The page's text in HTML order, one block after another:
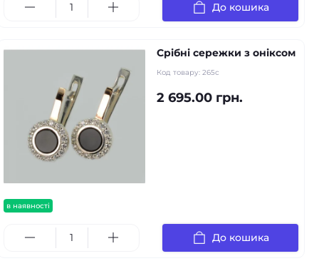
До кошика
в наявності
Срібні сережки з оніксом
Код товару: 265с
2 695.00 грн.
До кошика